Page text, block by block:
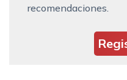
recomendaciones.